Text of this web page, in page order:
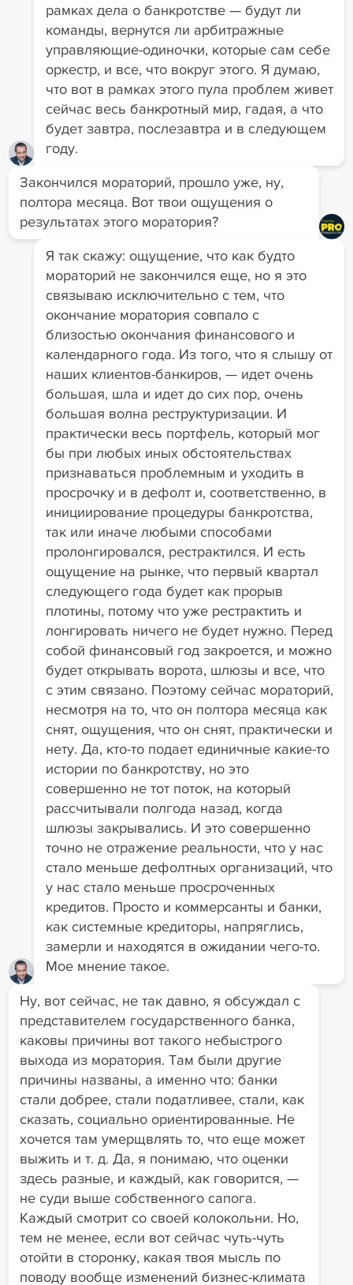
рамках дела о банкротстве — будут ли
команды, вернутся ли арбитражные
управляющие-одиночки, которые сам себе
оркестр, и все, что вокруг этого. Я думаю,
что вот в рамках этого пула проблем живет
сейчас весь банкротный мир, гадая, а что
будет завтра, послезавтра и в следующем
году.
Закончился мораторий, прошло уже, ну,
полтора месяца. Вот твои ощущения о
результатах этого моратория?
Я так скажу: ощущение, что как будто
мораторий не закончился еще, но я это
связываю исключительно с тем, что
окончание моратория совпало с
близостью окончания финансового и
календарного года. Из того, что я слышу от
наших клиентов-банкиров, — идет очень
большая, шла и идет до сих пор, очень
большая волна реструктуризации. И
практически весь портфель, который мог
бы при любых иных обстоятельствах
признаваться проблемным и уходить в
просрочку и в дефолт и, соответственно, в
инициирование процедуры банкротства,
так или иначе любыми способами
пролонгировался, рестрактился. И есть
ощущение на рынке, что первый квартал
следующего года будет как прорыв
плотины, потому что уже рестрактить и
лонгировать ничего не будет нужно. Перед
собой финансовый год закроется, и можно
будет открывать ворота, шлюзы и все, что
с этим связано. Поэтому сейчас мораторий,
несмотря на то, что он полтора месяца как
снят, ощущения, что он снят, практически и
нету. Да, кто-то подает единичные какие-то
истории по банкротству, но это
совершенно не тот поток, на который
рассчитывали полгода назад, когда
шлюзы закрывались. И это совершенно
точно не отражение реальности, что у нас
стало меньше дефолтных организаций, что
у нас стало меньше просроченных
кредитов. Просто и коммерсанты и банки,
как системные кредиторы, напряглись,
замерли и находятся в ожидании чего-то.
Мое мнение такое.
Ну, вот сейчас, не так давно, я обсуждал с
представителем государственного банка,
каковы причины вот такого небыстрого
выхода из моратория. Там были другие
причины названы, а именно что: банки
стали добрее, стали податливее, стали, как
сказать, социально ориентированные. Не
хочется там умерщвлять то, что еще может
выжить и т. д. Да, я понимаю, что оценки
здесь разные, и каждый, как говорится, —
не суди выше собственного сапога.
Каждый смотрит со своей колокольни. Но,
тем не менее, если вот сейчас чуть-чуть
отойти в сторонку, какая твоя мысль по
поводу вообще изменений бизнес-климата